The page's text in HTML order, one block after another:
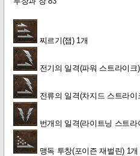
번개의 일격
번개의 분노
전류의 일격 (차지
전기의 일격
번갯불
: 레벨당
번개의 일격 20 : 레
찌르기(잽) 1개
전기의 일격(파워 스트라이크
전류의 일격(차지드 스트라이
번개의 일격(라이트닝 스트라
맹독 투창(포이즌 재벌린) 1개